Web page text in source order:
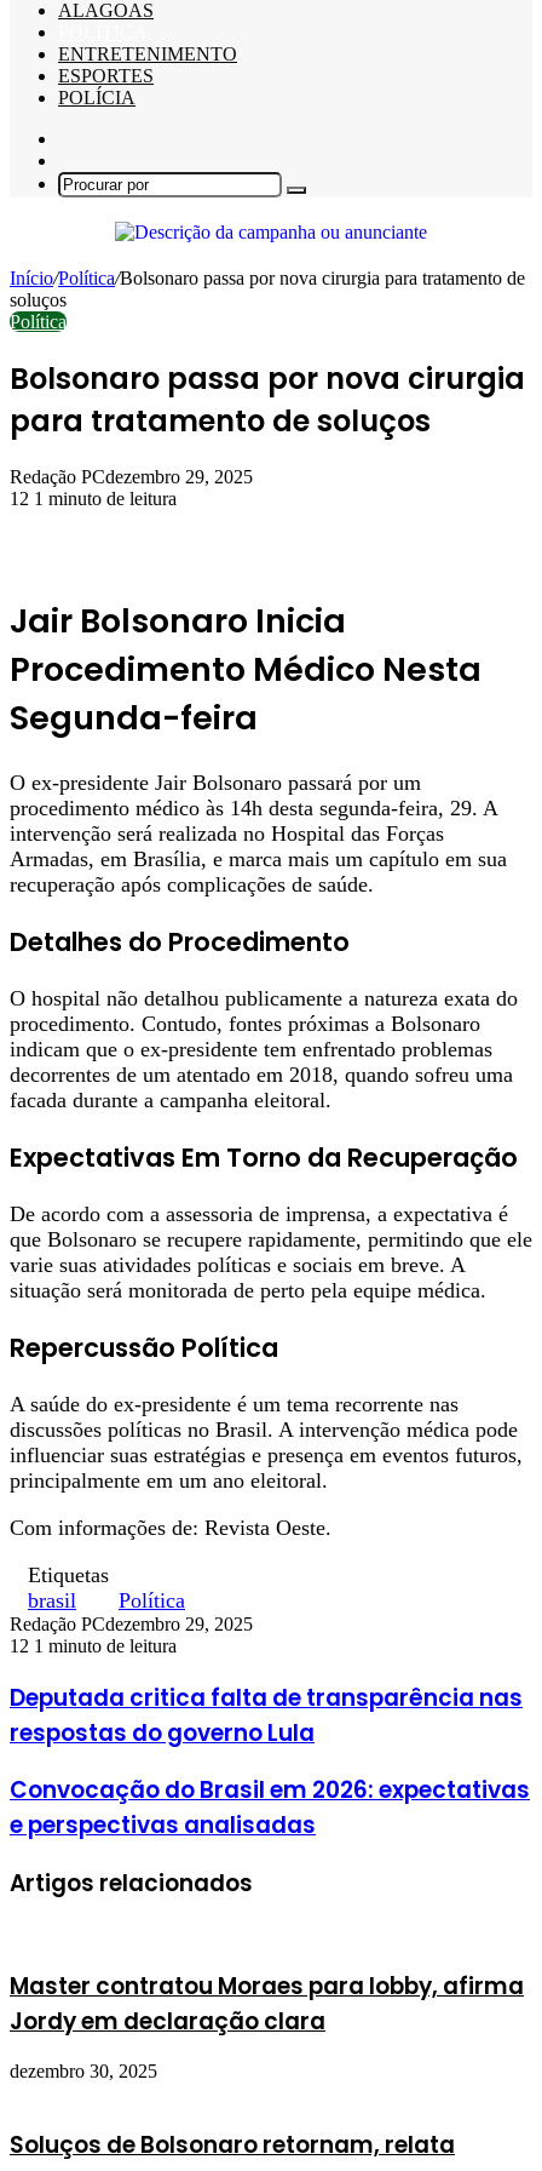
ALAGOAS
ENTRETENIMENTO
ESPORTES
POLÍCIA
skin
Procurar
Início/Política/Bolsonaro passa por nova cirurgia para tratamento de
soluços
Política
Bolsonaro passa por nova cirurgia
para tratamento de soluços
Redação PCdezembro 29, 2025
12 1 minuto de leitura
Jair Bolsonaro Inicia
Procedimento Médico Nesta
Segunda-feira
O ex-presidente Jair Bolsonaro passará por um
procedimento médico às 14h desta segunda-feira, 29. A
intervenção será realizada no Hospital das Forças
Armadas, em Brasília, e marca mais um capítulo em sua
recuperação após complicações de saúde.
Detalhes do Procedimento
O hospital não detalhou publicamente a natureza exata do
procedimento. Contudo, fontes próximas a Bolsonaro
indicam que o ex-presidente tem enfrentado problemas
decorrentes de um atentado em 2018, quando sofreu uma
facada durante a campanha eleitoral.
Expectativas Em Torno da Recuperação
De acordo com a assessoria de imprensa, a expectativa é
que Bolsonaro se recupere rapidamente, permitindo que ele
varie suas atividades políticas e sociais em breve. A
situação será monitorada de perto pela equipe médica.
Repercussão Política
A saúde do ex-presidente é um tema recorrente nas
discussões políticas no Brasil. A intervenção médica pode
influenciar suas estratégias e presença em eventos futuros,
principalmente em um ano eleitoral.
Com informações de: Revista Oeste.
Etiquetas
brasil
Política
Redação PCdezembro 29, 2025
12 1 minuto de leitura
Deputada critica falta de transparência nas
respostas do governo Lula
Convocação do Brasil em 2026: expectativas
e perspectivas analisadas
Artigos relacionados
Master contratou Moraes para lobby, afirma
Jordy em declaração clara
dezembro 30, 2025
Soluços de Bolsonaro retornam, relata